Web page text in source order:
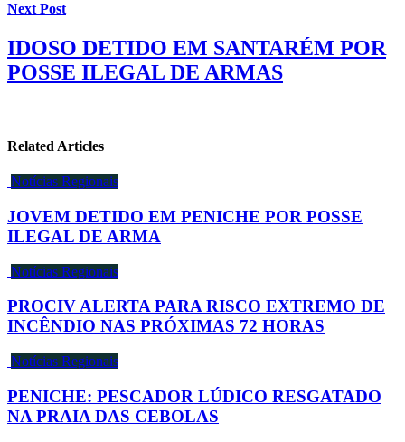
Next Post
IDOSO DETIDO EM SANTARÉM POR
POSSE ILEGAL DE ARMAS
Related Articles
Notícias Regionais
JOVEM DETIDO EM PENICHE POR POSSE
ILEGAL DE ARMA
Notícias Regionais
PROCIV ALERTA PARA RISCO EXTREMO DE
INCÊNDIO NAS PRÓXIMAS 72 HORAS
Notícias Regionais
PENICHE: PESCADOR LÚDICO RESGATADO
NA PRAIA DAS CEBOLAS